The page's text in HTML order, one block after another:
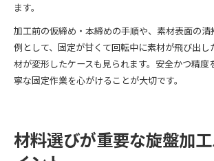
ます。
加工前の仮締め・本締めの手順や、素材表面の
例として、固定が甘くて回転中に素材が飛び出し
材が変形したケースも見られます。安全かつ精度
寧な固定作業を心がけることが大切です。
材料選びが重要な旋盤加